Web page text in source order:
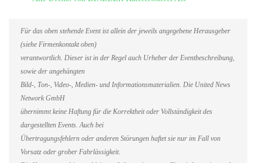
Für das oben stehende Event ist allein der jeweils angegebene Herausgeber
(siehe Firmenkontakt oben)
verantwortlich. Dieser ist in der Regel auch Urheber der Eventbeschreibung,
sowie der angehängten
Bild-, Ton-, Video-, Medien- und Informationsmaterialien. Die United News
Network GmbH
übernimmt keine Haftung für die Korrektheit oder Vollständigkeit des
dargestellten Events. Auch bei
Übertragungsfehlern oder anderen Störungen haftet sie nur im Fall von
Vorsatz oder grober Fahrlässigkeit.